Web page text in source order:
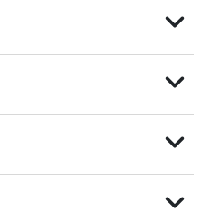
expand_more
expand_more
expand_more
expand_more